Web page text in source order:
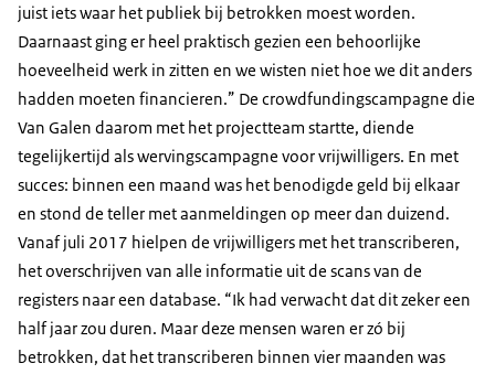
juist iets waar het publiek bij betrokken moest worden.
Daarnaast ging er heel praktisch gezien een behoorlijke
hoeveelheid werk in zitten en we wisten niet hoe we dit anders
hadden moeten financieren.” De crowdfundingscampagne die
Van Galen daarom met het projectteam startte, diende
tegelijkertijd als wervingscampagne voor vrijwilligers. En met
succes: binnen een maand was het benodigde geld bij elkaar
en stond de teller met aanmeldingen op meer dan duizend.
Vanaf juli 2017 hielpen de vrijwilligers met het transcriberen,
het overschrijven van alle informatie uit de scans van de
registers naar een database. “Ik had verwacht dat dit zeker een
half jaar zou duren. Maar deze mensen waren er zó bij
betrokken, dat het transcriberen binnen vier maanden was